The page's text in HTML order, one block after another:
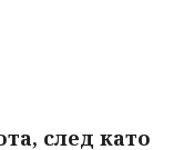
след като